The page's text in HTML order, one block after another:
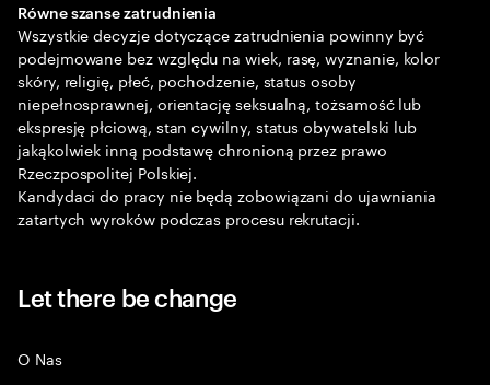
Równe szanse zatrudnienia
Wszystkie decyzje dotyczące zatrudnienia powinny być
podejmowane bez względu na wiek, rasę, wyznanie, kolor
skóry, religię, płeć, pochodzenie, status osoby
niepełnosprawnej, orientację seksualną, tożsamość lub
ekspresję płciową, stan cywilny, status obywatelski lub
jakąkolwiek inną podstawę chronioną przez prawo
Rzeczpospolitej Polskiej.
Kandydaci do pracy nie będą zobowiązani do ujawniania
zatartych wyroków podczas procesu rekrutacji.
Let there be change
O Nas